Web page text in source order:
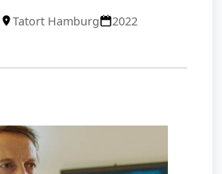
Tatort Hamburg 2022